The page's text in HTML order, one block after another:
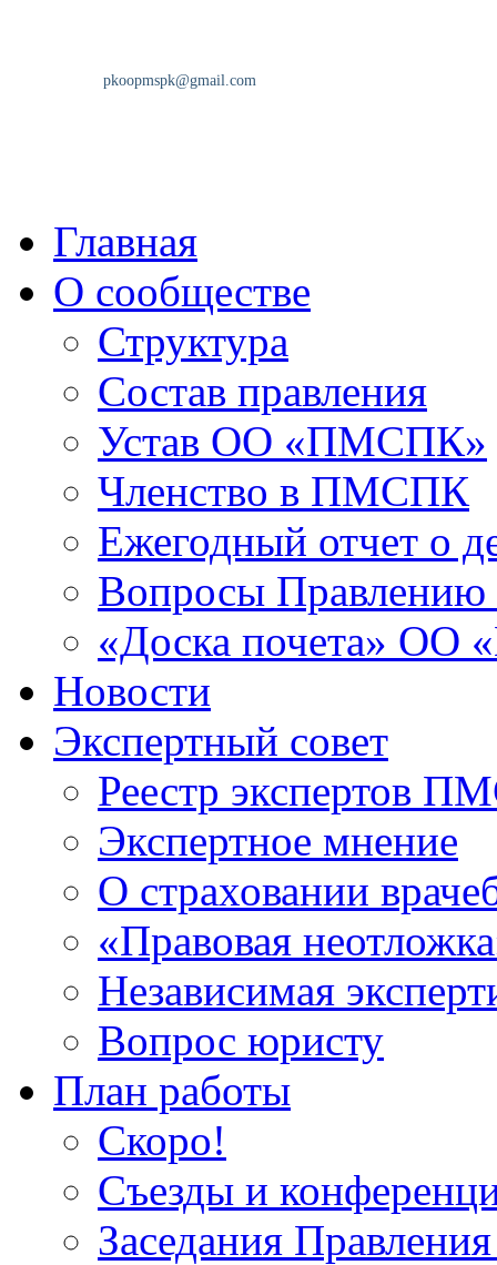
Главная
О сообществе
Структура
Состав правления
Устав ОО «ПМСПК»
Членство в ПМСПК
Ежегодный отчет о
Вопросы
«Доска почета»
Новости
Экспертный совет
Реестр экспертов
Экспертное мнение
О страховании
«Правовая
Независимая
Вопрос юристу
План работы
Скоро!
Съезды и
Заседания